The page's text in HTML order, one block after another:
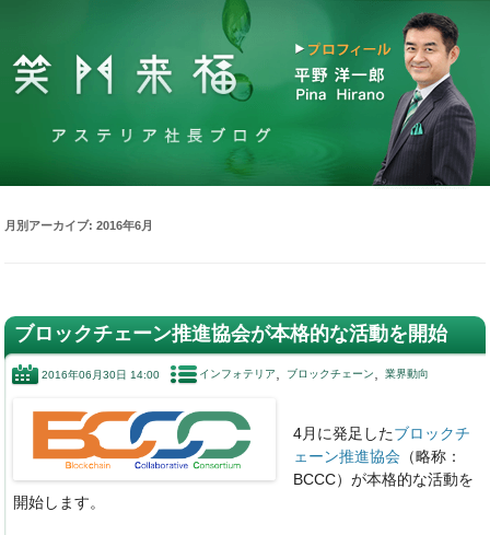
月別アーカイブ:2016年6月
ブロックチェーン推進協会が本格的な活動を開始
2016年06月30日 14:00 インフォテリア ブロックチェーン 業界動向
4月に発足したブロックチ
ェーン推進協会 （略称：
BCCC）が本格的な活動を
開始します。